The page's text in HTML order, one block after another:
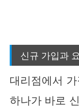
신규 가입과
대리점에서
하나가 바로